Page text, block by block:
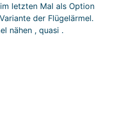
letzten Mal als Option
der Flügelärmel.
nähen , quasi .